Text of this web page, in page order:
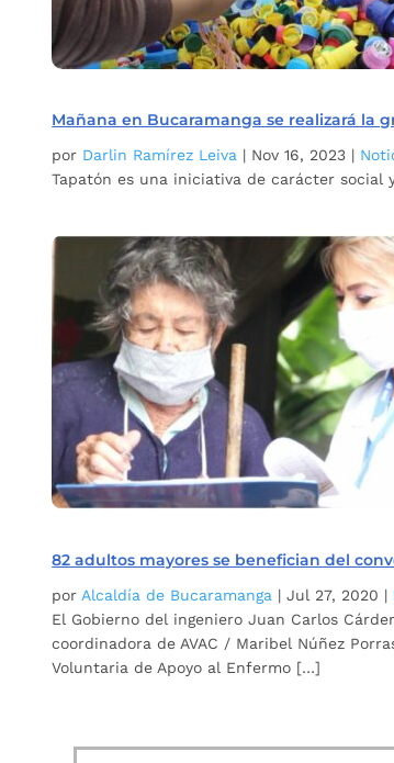
Mañana en Bucaramanga se realizará la
por Darlin Ramírez Leiva | Nov 16, 2023 |
Tapatón es una iniciativa de carácter social
82 adultos mayores se benefician del
porAlcaldía de Bucaramanga |Jul 27, 2020 |
El Gobierno del ingeniero Juan Carlos
coordinadora de AVAC / Maribel Núñez
Voluntaria de Apoyo al Enfermo […]